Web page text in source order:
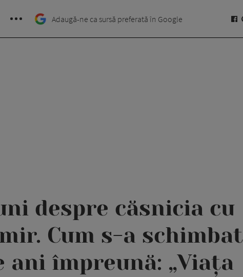
Adaugă-ne ca sursă preferată în Google
despre căsnicia cu
Cum s-a schimbat
ani împreună: „Viața